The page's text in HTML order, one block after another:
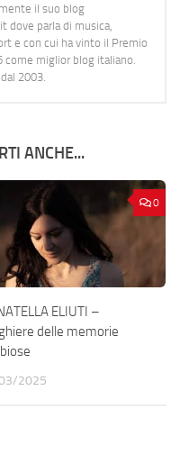
il suo blog
dove parla di musica,
e con cui ha vinto il Premio
miglior blog italiano.
2003.
ANCHE...
0
ELIUTI –
delle memorie
2025